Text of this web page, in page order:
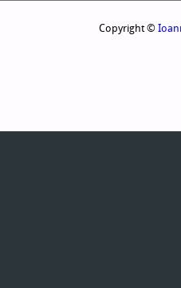
Copyright ©